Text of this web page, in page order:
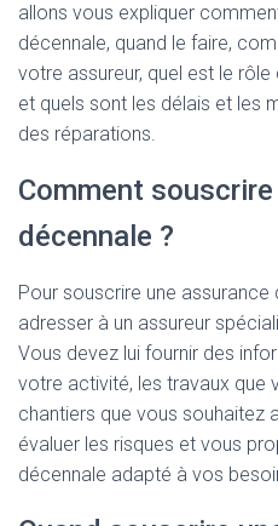
allons vous expliquer
décennale, quand le faire,
votre assureur, quel est le rôle
et quels sont les délais et les
des réparations.
Comment
décennale ?
Pour souscrire une
adresser à un assureur
Vous devez lui fournir des
votre activité, les travaux que
chantiers que vous souhaitez
évaluer les risques et vous
décennale adapté à vos